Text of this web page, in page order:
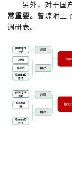
另外，对于国
常重要。 曾琼附上
调研表。